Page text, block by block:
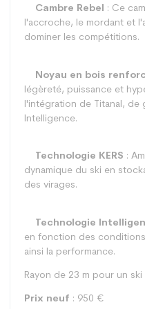
Cambre Rebel
: Ce
l'accroche, le mordant et
dominer les compétitions.
Noyau en bois
légèreté, puissance et
l'intégration de Titanal,
Intelligence.
Technologie KERS :
dynamique du ski en
des virages.
Technologie
en fonction des
ainsi la performance.
Rayon de 23 m pour un
Prix neuf : 950 €